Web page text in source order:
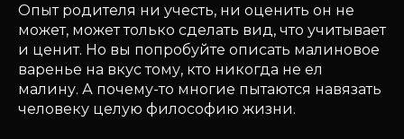
Опыт родителя ни учесть, ни оценить он не
может, может только сделать вид, что учитывает
и ценит. Но вы попробуйте описать малиновое
варенье на вкус тому, кто никогда не ел
малину. А почему-то многие пытаются навязать
человеку целую философию жизни.